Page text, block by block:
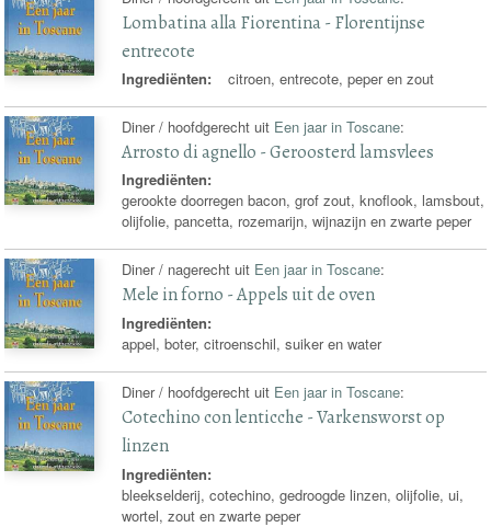
Lombatina alla Fiorentina - Florentijnse
entrecote
Ingrediënten: citroen, entrecote, peper en zout
Diner / hoofdgerecht uit Een jaar in Toscane:
Arrosto di agnello - Geroosterd lamsvlees
Ingrediënten:
gerookte doorregen bacon, grof zout, knoflook, lamsbout,
olijfolie, pancetta, rozemarijn, wijnazijn en zwarte peper
Diner / nagerecht uit Een jaar in Toscane:
Mele in forno - Appels uit de oven
Ingrediënten:
appel, boter, citroenschil, suiker en water
Diner / hoofdgerecht uit Een jaar in Toscane:
Cotechino con lenticche - Varkensworst op
linzen
Ingrediënten:
bleekselderij, cotechino, gedroogde linzen, olijfolie, ui,
wortel, zout en zwarte peper